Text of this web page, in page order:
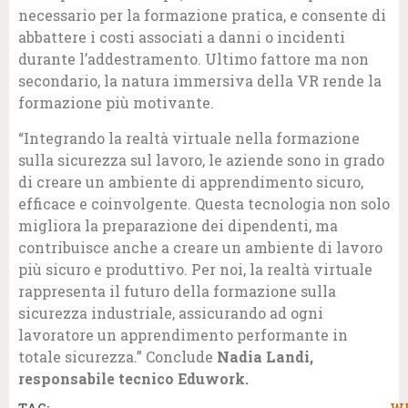
necessario per la formazione pratica, e consente di
abbattere i costi associati a danni o incidenti
durante l’addestramento. Ultimo fattore ma non
secondario, la natura immersiva della VR rende la
formazione più motivante.
“Integrando la realtà virtuale nella formazione
sulla sicurezza sul lavoro, le aziende sono in grado
di creare un ambiente di apprendimento sicuro,
efficace e coinvolgente. Questa tecnologia non solo
migliora la preparazione dei dipendenti, ma
contribuisce anche a creare un ambiente di lavoro
più sicuro e produttivo. Per noi, la realtà virtuale
rappresenta il futuro della formazione sulla
sicurezza industriale, assicurando ad ogni
lavoratore un apprendimento performante in
totale sicurezza.” Conclude Nadia Landi,
responsabile tecnico Eduwork.